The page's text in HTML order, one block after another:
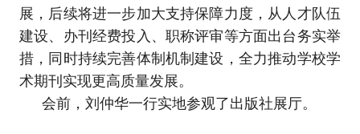
展，后续将进一步加大支持保障力度，从人才队伍
建设、办刊经费投入、职称评审等方面出台务实举
措，同时持续完善体制机制建设，全力推动学校学
术期刊实现更高质量发展。
会前，刘仲华一行实地参观了出版社展厅。